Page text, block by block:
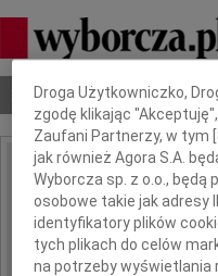
Nekrologi Odeszli
IMIĘ I NAZWISKO:
REGION:
DATA EMISJI:
Dbamy o Twoją
Droga Użytkowniczko,
zgodę klikając
Zaufani Partnerzy, w tym [
jak również Agora S.A.
Wyborcza sp. z o.o.,
osobowe takie jak adresy
identyfikatory plików
tych plikach do celów
na potrzeby wyświetlania